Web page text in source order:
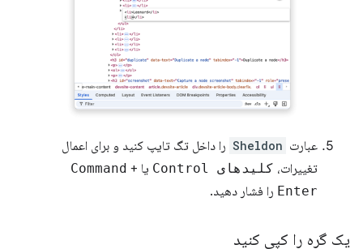
عبارت Sheldon را داخل تگ تایپ کنید و برای اعمال
تغییرات، کلیدهای Control یا Command +
Enter را فشار دهید.
یک گره را کپی کنید